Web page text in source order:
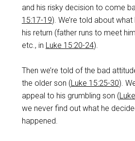
and his risky decision to come
15:17-19). We’re told about
his return (father runs to meet
etc., in Luke 15:20-24).
Then we’re told of the bad
the older son (Luke 15:25-30).
appeal to his grumbling son (
we never find out what he
happened.